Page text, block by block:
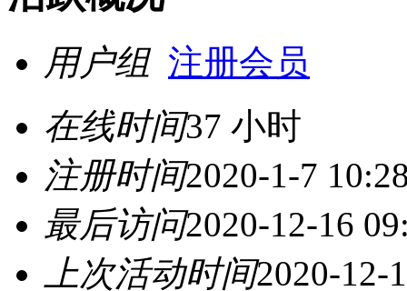
用户组 注册会员
在线时间37 小时
注册时间2020-1-7
最后访问2020-12-16
上次活动时间2020-12-